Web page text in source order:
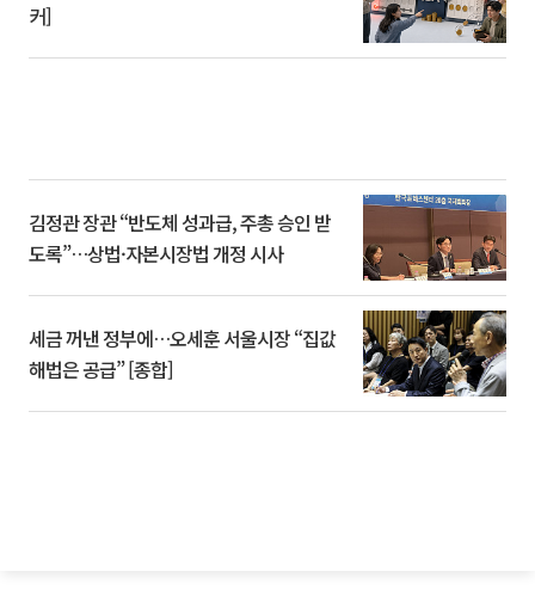
커]
김정관 장관 “반도체 성과급, 주총 승인 받
도록”…상법·자본시장법 개정 시사
세금 꺼낸 정부에…오세훈 서울시장 “집값
해법은 공급” [종합]